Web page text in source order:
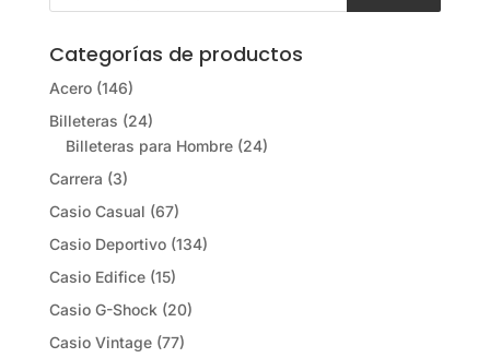
Categorías de productos
Acero (146)
Billeteras (24)
Billeteras para Hombre (24)
Carrera (3)
Casio Casual (67)
Casio Deportivo (134)
Casio Edifice (15)
Casio G-Shock (20)
Casio Vintage (77)